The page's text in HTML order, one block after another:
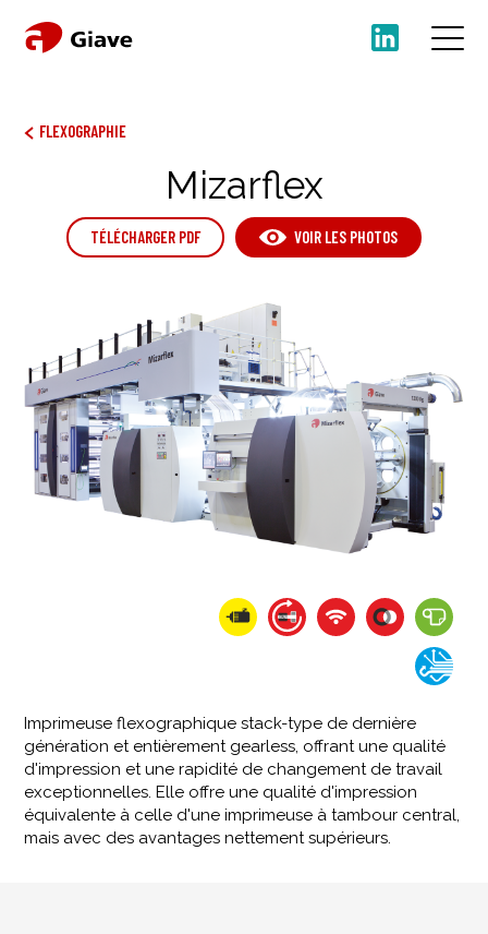
FLEXOGRAPHIE
Mizarflex
TÉLÉCHARGER PDF VOIR LES PHOTOS
Imprimeuse flexographique stack-type de dernière
génération et entièrement gearless, offrant une qualité
d'impression et une rapidité de changement de travail
exceptionnelles. Elle offre une qualité d'impression
équivalente à celle d'une imprimeuse à tambour central,
mais avec des avantages nettement supérieurs.